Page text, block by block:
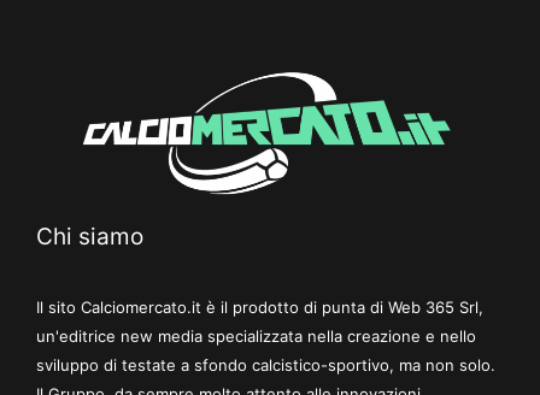
Chi siamo
Il sito Calciomercato.it è il prodotto di punta di Web 365 Srl,
un'editrice new media specializzata nella creazione e nello
sviluppo di testate a sfondo calcistico-sportivo, ma non solo.